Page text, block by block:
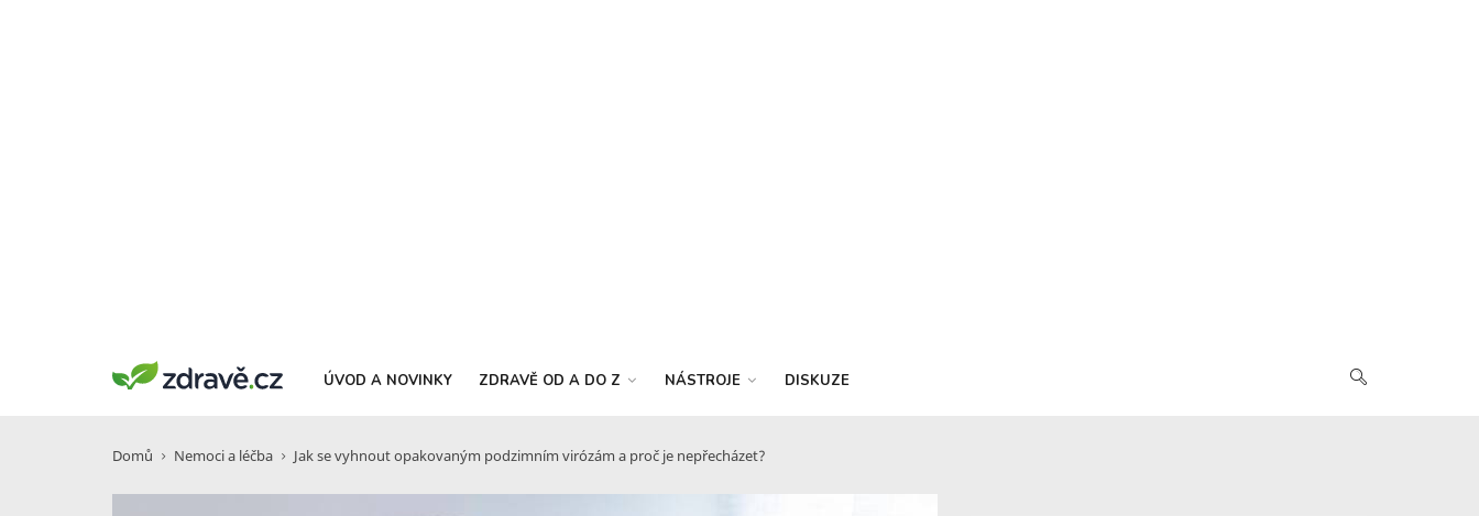
ÚVOD A NOVINKY ZDRAVĚ OD A DO Z NÁSTROJE DISKUZE
Domů Nemoci a léčba Jak se vyhnout opakovaným podzimním virózám a proč je nepřecházet?